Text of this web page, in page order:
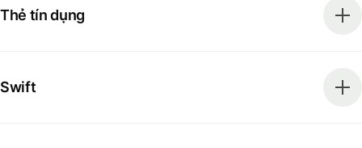
Thẻ tín dụng
Swift